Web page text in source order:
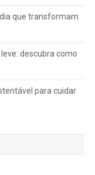
que transformam
descubra como
para cuidar